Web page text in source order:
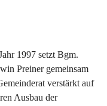
1997 setzt Bgm.
Preiner gemeinsam
verstärkt auf
Ausbau der